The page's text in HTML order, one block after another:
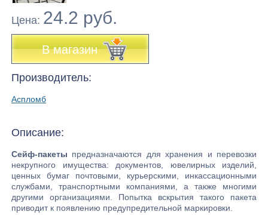
Цена: 24.2 руб.
В магазин
Производитель:
Аспломб
Описание:
Сейф-пакеты предназначаются для хранения и перевозки
некрупного имущества: документов, ювелирных изделий,
ценных бумаг почтовыми, курьерскими, инкассационными
службами, транспортными компаниями, а также многими
другими организациями. Попытка вскрытия такого пакета
приводит к появлению предупредительной маркировки.